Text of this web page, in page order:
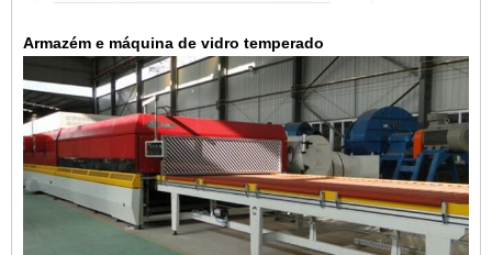
Armazém e máquina de vidro temperado